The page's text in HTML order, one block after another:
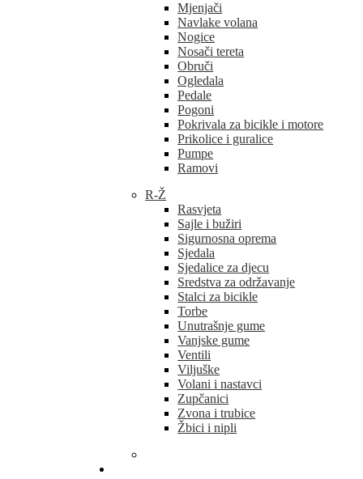
Mjenjači
Navlake volana
Nogice
Nosači tereta
Obruči
Ogledala
Pedale
Pogoni
Pokrivala za bicikle i motore
Prikolice i guralice
Pumpe
Ramovi
R-Ž
Rasvjeta
Sajle i bužiri
Sigurnosna oprema
Sjedala
Sjedalice za djecu
Sredstva za održavanje
Stalci za bicikle
Torbe
Unutrašnje gume
Vanjske gume
Ventili
Viljuške
Volani i nastavci
Zupčanici
Zvona i trubice
Žbici i nipli